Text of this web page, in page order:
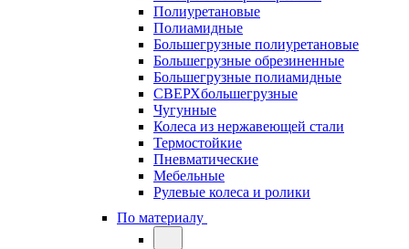
Полиуретановые
Полиамидные
Большегрузные полиуретановые
Большегрузные обрезиненные
Большегрузные полиамидные
СВЕРХбольшегрузные
Чугунные
Колеса из нержавеющей стали
Термостойкие
Пневматические
Мебельные
Рулевые колеса и ролики
По материалу